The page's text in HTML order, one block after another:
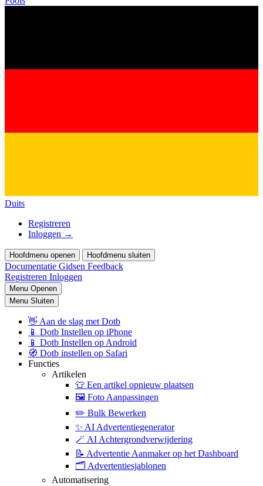
Duits
Registreren
Inloggen →
Hoofdmenu openen Hoofdmenu sluiten
Documentatie Gidsen Feedback
Registreren Inloggen
Menu Openen
Menu Sluiten
👋 Aan de slag met Dotb
📱 Dotb Instellen op iPhone
📱 Dotb Instellen op Android
🧭 Dotb instellen op Safari
Functies
Artikelen
👕 Een artikel opnieuw plaatsen
🖼️ Foto Aanpassingen
✏️ Bulk Bewerken
✨ AI Advertentiegenerator
🪄 AI Achtergrondverwijdering
📝 Advertentie Aanmaker op het Dashboard
🗂️ Advertentiesjablonen
Automatisering